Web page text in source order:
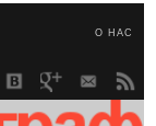
О НАС